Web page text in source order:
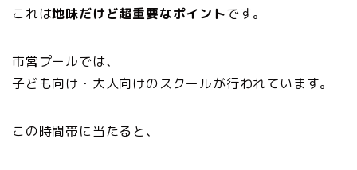
これは地味だけど超重要なポイントです。
市営プールでは、
子ども向け・大人向けのスクールが行われています。
この時間帯に当たると、